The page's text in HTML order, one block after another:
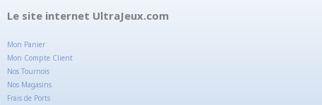
Le site internet UltraJeux.com
Mon Panier
Mon Compte Client
Nos Tournois
Nos Magasins
Frais de Ports